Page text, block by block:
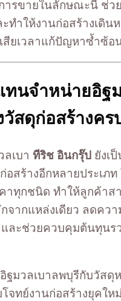
ารขายในลักษณะนี้ ช่ว
ทำให้งานก่อสร้างเดิน
สียเวลาแก้ปัญหาซ้ำซ้อ
นจำหน่ายอิฐ
วัสดุก่อสร้างคร
เบา ทีริช อินกรุ๊ป ยังเ
สร้างอีกหลายประเภท
คาทุกชนิด ทำให้ลูกค้าส
จากแหล่งเดียว ลดคว
ละช่วยควบคุมต้นทุนร
ฐมวลเบาลพบุรีกับวัสดุ
จทย์งานก่อสร้างยุคให